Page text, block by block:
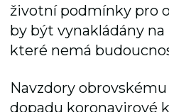
životní podmínky pro
by být vynakládány
které nemá
Navzdory
dopadu koronavirové